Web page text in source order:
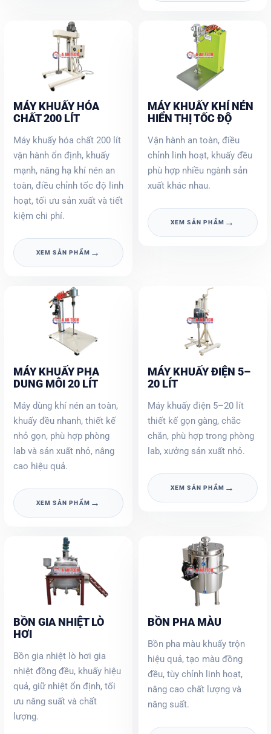
MÁY KHUẤY HÓA
CHẤT 200 LÍT
Máy khuấy hóa chất 200 lít
vận hành ổn định, khuấy
mạnh, nâng hạ khí nén an
toàn, điều chỉnh tốc độ linh
hoạt, tối ưu sản xuất và tiết
kiệm chi phí.
XEM SẢN PHẨM →
MÁY KHUẤY KHÍ NÉN
HIỂN THỊ TỐC ĐỘ
Vận hành an toàn, điều
chỉnh linh hoạt, khuấy đều
phù hợp nhiều ngành sản
xuất khác nhau.
XEM SẢN PHẨM →
MÁY KHUẤY PHA
DUNG MÔI 20 LÍT
Máy dùng khí nén an toàn,
khuấy đều nhanh, thiết kế
nhỏ gọn, phù hợp phòng
lab và sản xuất nhỏ, nâng
cao hiệu quả.
XEM SẢN PHẨM →
MÁY KHUẤY ĐIỆN 5–
20 LÍT
Máy khuấy điện 5–20 lít
thiết kế gọn gàng, chắc
chắn, phù hợp trong phòng
lab, xưởng sản xuất nhỏ.
XEM SẢN PHẨM →
BỒN GIA NHIỆT LÒ
HƠI
Bồn gia nhiệt lò hơi gia
nhiệt đồng đều, khuấy hiệu
quả, giữ nhiệt ổn định, tối
ưu năng suất và chất
lượng.
BỒN PHA MÀU
Bồn pha màu khuấy trộn
hiệu quả, tạo màu đồng
đều, tùy chỉnh linh hoạt,
nâng cao chất lượng và
năng suất.